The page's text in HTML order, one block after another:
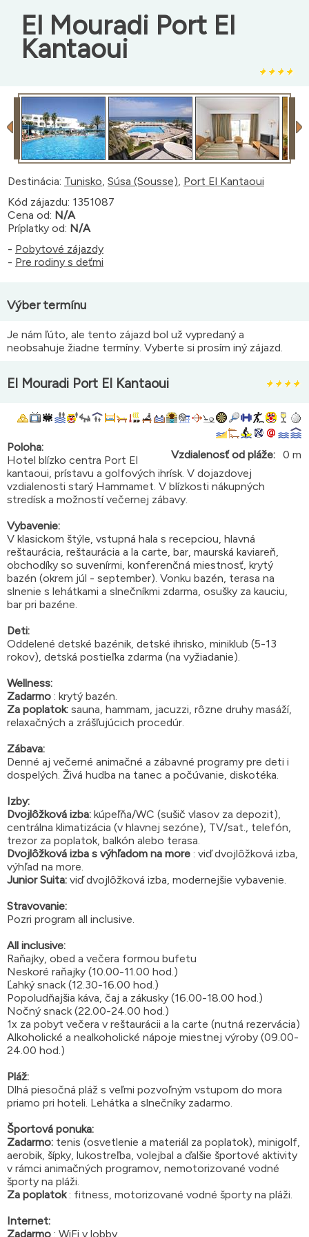
El Mouradi Port El
Kantaoui
Destinácia: Tunisko, Súsa (Sousse), Port El Kantaoui
Kód zájazdu: 1351087
Cena od: N/A
Príplatky od: N/A
- Pobytové zájazdy
- Pre rodiny s deťmi
Výber termínu
Je nám ľúto, ale tento zájazd bol už vypredaný a
neobsahuje žiadne termíny. Vyberte si prosím iný zájazd.
El Mouradi Port El Kantaoui
Vzdialenosť od pláže: 0 m
Poloha:
Hotel blízko centra Port El
kantaoui, prístavu a golfových ihrísk. V dojazdovej
vzdialenosti starý Hammamet. V blízkosti nákupných
stredísk a možností večernej zábavy.
Vybavenie:
V klasickom štýle, vstupná hala s recepciou, hlavná
reštaurácia, reštaurácia a la carte, bar, maurská kaviareň,
obchodíky so suvenírmi, konferenčná miestnosť, krytý
bazén (okrem júl - september). Vonku bazén, terasa na
slnenie s lehátkami a slnečníkmi zdarma, osušky za kauciu,
bar pri bazéne.
Deti:
Oddelené detské bazénik, detské ihrisko, miniklub (5-13
rokov), detská postieľka zdarma (na vyžiadanie).
Wellness:
Zadarmo : krytý bazén.
Za poplatok: sauna, hammam, jacuzzi, rôzne druhy masáží,
relaxačných a zrášľujúcich procedúr.
Zábava:
Denné aj večerné animačné a zábavné programy pre deti i
dospelých. Živá hudba na tanec a počúvanie, diskotéka.
Izby:
Dvojlôžková izba: kúpeľňa/WC (sušič vlasov za depozit),
centrálna klimatizácia (v hlavnej sezóne), TV/sat., telefón,
trezor za poplatok, balkón alebo terasa.
Dvojlôžková izba s výhľadom na more : viď dvojlôžková izba,
výhľad na more.
Junior Suita: viď dvojlôžková izba, modernejšie vybavenie.
Stravovanie:
Pozri program all inclusive.
All inclusive:
Raňajky, obed a večera formou bufetu
Neskoré raňajky (10.00-11.00 hod.)
Ľahký snack (12.30-16.00 hod.)
Popoludňajšia káva, čaj a zákusky (16.00-18.00 hod.)
Nočný snack (22.00-24.00 hod.)
1x za pobyt večera v reštaurácii a la carte (nutná rezervácia)
Alkoholické a nealkoholické nápoje miestnej výroby (09.00-
24.00 hod.)
Pláž:
Dlhá piesočná pláž s veľmi pozvoľným vstupom do mora
priamo pri hoteli. Lehátka a slnečníky zadarmo.
Športová ponuka:
Zadarmo: tenis (osvetlenie a materiál za poplatok), minigolf,
aerobik, šípky, lukostreľba, volejbal a ďalšie športové aktivity
v rámci animačných programov, nemotorizované vodné
športy na pláži.
Za poplatok: fitness, motorizované vodné športy na pláži.
Internet:
Zadarmo : WiFi v lobby.